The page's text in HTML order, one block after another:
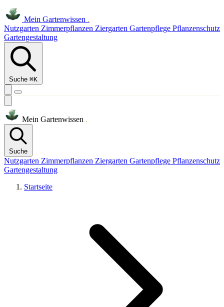
Mein Gartenwissen .
Nutzgarten Zimmerpflanzen Ziergarten Gartenpflege Pflanzenschutz
Gartengestaltung
Suche ⌘K
Mein Gartenwissen .
Suche
Nutzgarten Zimmerpflanzen Ziergarten Gartenpflege Pflanzenschutz
Gartengestaltung
Startseite